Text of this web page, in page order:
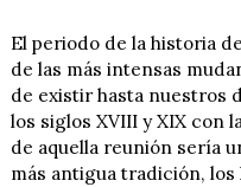
El periodo de la historia
de las más intensas
de existir hasta nuestros
los siglos XVIII y XIX con
de aquella reunión sería
más antigua tradición,